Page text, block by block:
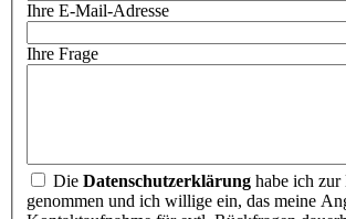
Ihre E-Mail-Adresse
Ihre Frage
Die Datenschutzerklärung habe ich
genommen und ich willige ein, das meine